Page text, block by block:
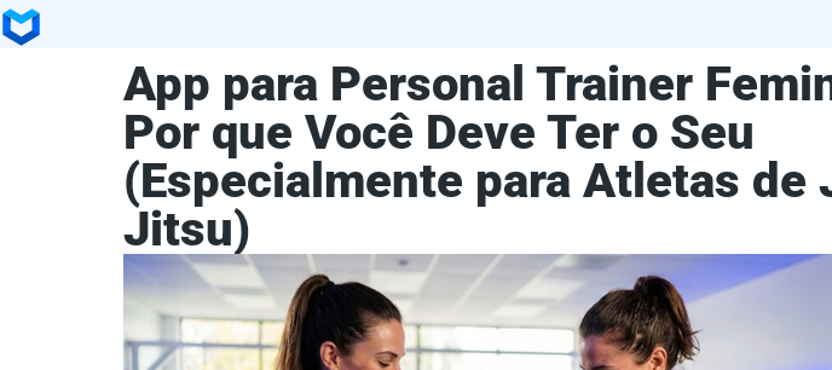
App para Personal Trainer
Por que Você Deve Ter o Seu
(Especialmente para Atletas de
Jitsu)